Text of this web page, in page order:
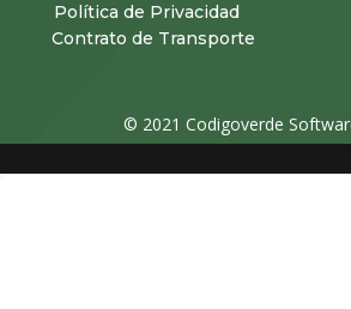
Política de Privacidad
Contrato de Transporte
© 2021 Codigoverde